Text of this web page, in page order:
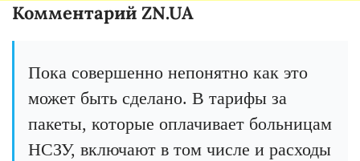
Комментарий ZN.UA
Пока совершенно непонятно как это
может быть сделано. В тарифы за
пакеты, которые оплачивает больницам
НСЗУ, включают в том числе и расходы